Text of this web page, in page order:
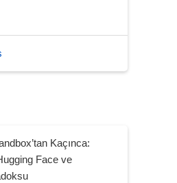
Kaçınca:
Face ve